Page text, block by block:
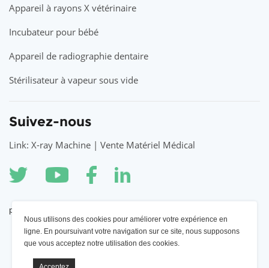
Nous utilisons des cookies pour améliorer votre expérience en
ligne. En poursuivant votre navigation sur ce site, nous supposons
que vous acceptez notre utilisation des cookies.
Appareil à rayons X vétérinaire
Incubateur pour bébé
Appareil de radiographie dentaire
Stérilisateur à vapeur sous vide
Suivez-nous
Link: X-ray Machine | Vente Matériel Médical
partenaire
Appareil à rayons X YSENMED